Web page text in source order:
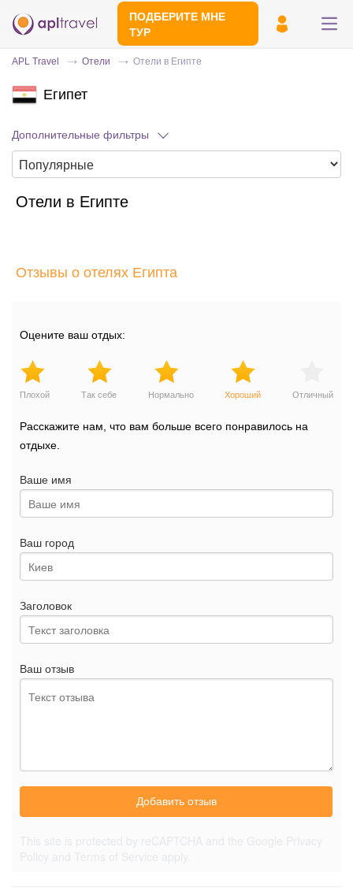
ПОДБЕРИТЕ МНЕ
ТУР
минут
APL Travel Отели Отели в Египте
Египет
Дополнительные фильтры
Отели в Египте
Отзывы о отелях Египта
Оцените ваш отдых:
Плохой Так себе Нормально Хороший Отличный
Расскажите нам, что вам больше всего понравилось на
отдыхе.
Ваше имя
Ваш город
Заголовок
Ваш отзыв
Добавить отзыв